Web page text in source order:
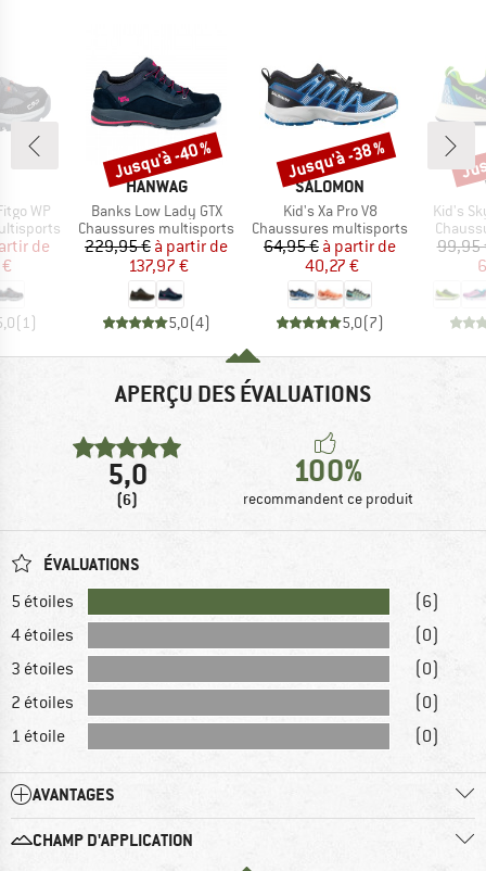
WP
réduit
de
(1)
MARQUE
HANWAG
Article
Banks Low Lady GTX
Product group
Chaussures multisports
Prix
229,95 € Prix réduit
à partir de
137,97 €
5,0(4)
Remise
Jusqu'à -40 %
MARQUE
SALOMON
Article
Kid's Xa Pro V8
Product group
Chaussures multisports
Prix
64,95 € Prix réduit
à partir de
40,27 €
5,0(7)
Remise
Jusqu'à -38 %
Article
Kid's
99,95
APERÇU DES ÉVALUATIONS
5,0
(6)
100%
recommandent ce produit
ÉVALUATIONS
5 étoiles
(6)
4 étoiles
(0)
3 étoiles
(0)
2 étoiles
(0)
1 étoile
(0)
AVANTAGES
CHAMP D'APPLICATION